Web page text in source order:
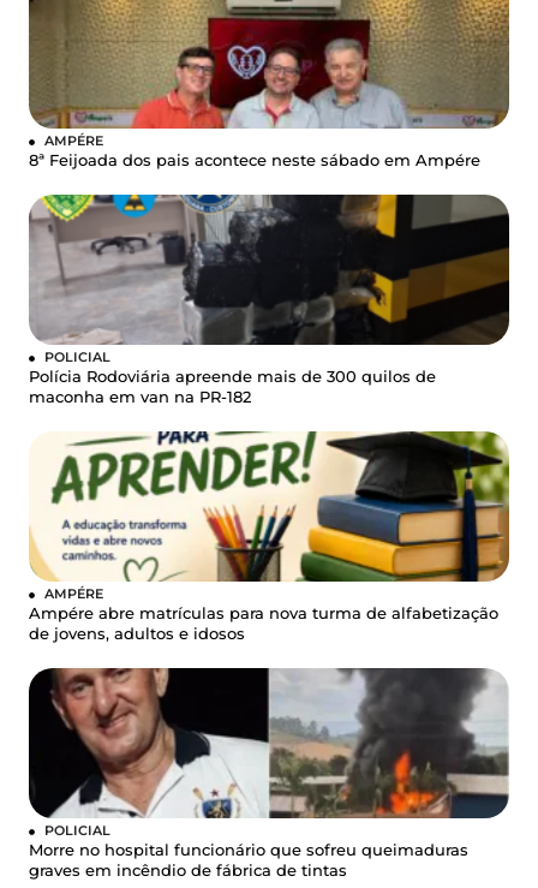
AMPÉRE
8ª Feijoada dos pais acontece neste sábado em Ampére
POLICIAL
Polícia Rodoviária apreende mais de 300 quilos de
maconha em van na PR-182
AMPÉRE
Ampére abre matrículas para nova turma de alfabetização
de jovens, adultos e idosos
POLICIAL
Morre no hospital funcionário que sofreu queimaduras
graves em incêndio de fábrica de tintas